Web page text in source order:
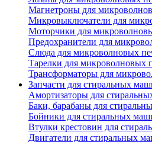
Магнетроны для
Микровыключатели для
Моторчики для
Предохранители для
Слюда для микроволновых
Тарелки для микроволновых
Трансформаторы для
Запчасти для стиральных
Амортизаторы для
Баки, барабаны для
Бойники для стиральных
Втулки крестовин для
Двигатели для стиральных